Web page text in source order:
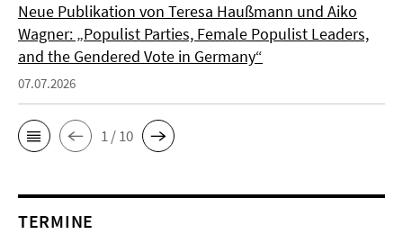
Neue Publikation von Teresa Haußmann und Aiko
Wagner: „Populist Parties, Female Populist Leaders,
and the Gendered Vote in Germany“
07.07.2026
1 / 10
TERMINE